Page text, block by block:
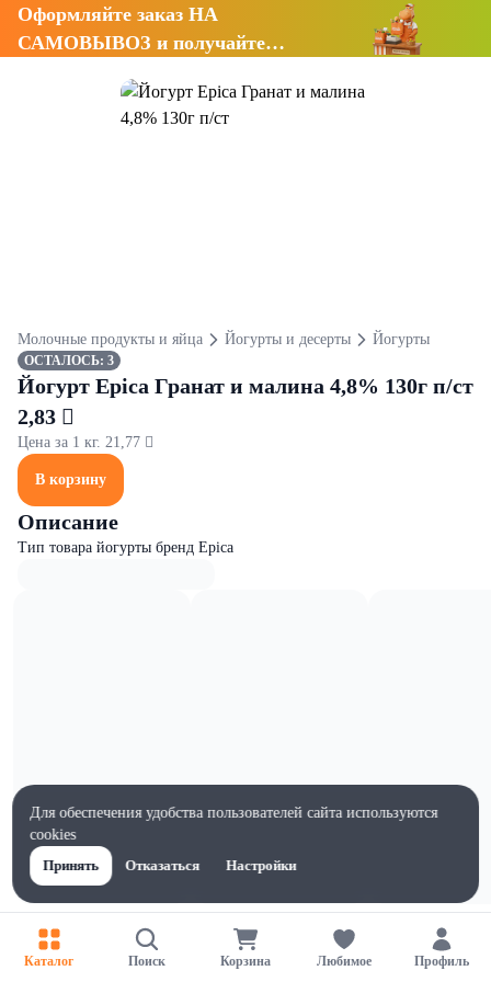
Оформляйте заказ НА
САМОВЫВОЗ и получайте
Молочные продукты и яйца Йогурты и десерты Йогурты
ОСТАЛОСЬ: 3
Йогурт Epica Гранат и малина 4,8% 130г п/ст
2,83 
Цена за 1 кг. 21,77 
В корзину
Описание
Тип товара йогурты бренд Epica
Характеристики
Ширина, мм
95
Каталог Поиск Корзина Любимое Профиль
Для обеспечения удобства пользователей сайта используются
cookies
Принять
Отказаться Настройки